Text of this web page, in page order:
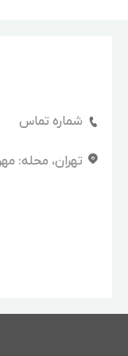
شماره تماس
تهران، محله: